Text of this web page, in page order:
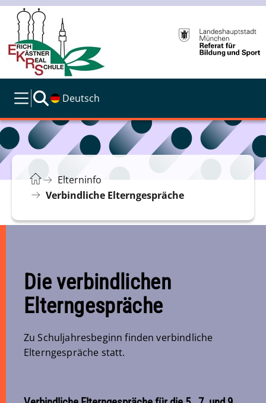
Deutsch
Elterninfo
Verbindliche Elterngespräche
Die verbindlichen
Elterngespräche
Zu Schuljahresbeginn finden verbindliche
Elterngespräche statt.